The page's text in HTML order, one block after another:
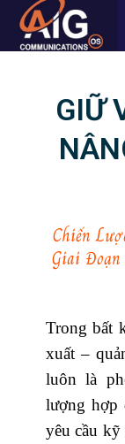
content
GIỮ
Chiến
Giai
Trong bất
xuất –
luôn là
lượng hợp
yêu cầu kỹ